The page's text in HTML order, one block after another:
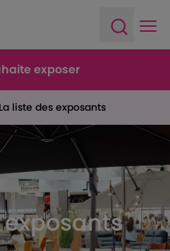
exposer
La liste des exposants
exposants